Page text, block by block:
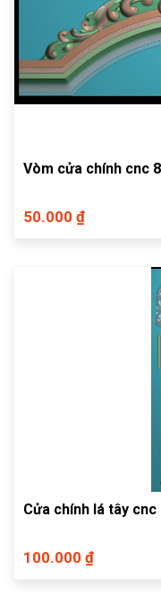
Vòm cửa chính cnc
50.000 ₫
Cửa chính lá tây cnc
100.000 ₫